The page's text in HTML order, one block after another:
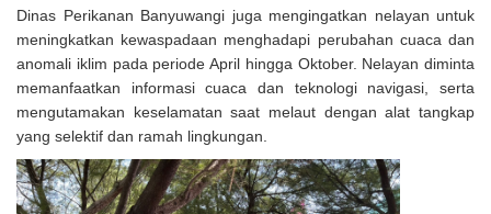
Dinas Perikanan Banyuwangi juga mengingatkan nelayan untuk
meningkatkan kewaspadaan menghadapi perubahan cuaca dan
anomali iklim pada periode April hingga Oktober. Nelayan diminta
memanfaatkan informasi cuaca dan teknologi navigasi, serta
mengutamakan keselamatan saat melaut dengan alat tangkap
yang selektif dan ramah lingkungan.